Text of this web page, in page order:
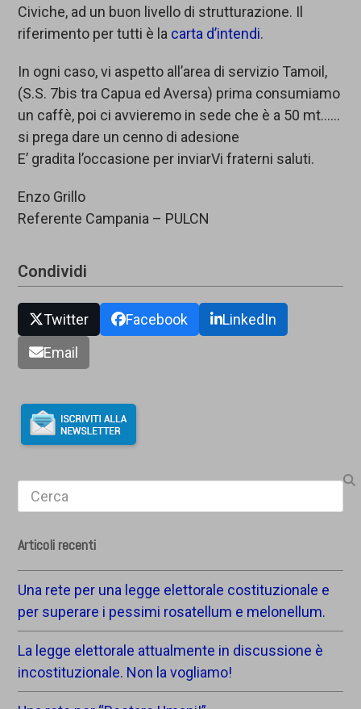
Civiche, ad un buon livello di strutturazione. Il
riferimento per tutti è la carta d’intendi.
In ogni caso, vi aspetto all’area di servizio Tamoil,
(S.S. 7bis tra Capua ed Aversa) prima consumiamo
un caffè, poi ci avvieremo in sede che è a 50 mt……
si prega dare un cenno di adesione
E’ gradita l’occasione per inviarVi fraterni saluti.
Enzo Grillo
Referente Campania – PULCN
Condividi
Twitter Facebook
LinkedIn
Email
Search
Articoli recenti
Una rete per una legge elettorale costituzionale e
per superare i pessimi rosatellum e melonellum.
La legge elettorale attualmente in discussione è
incostituzionale. Non la vogliamo!